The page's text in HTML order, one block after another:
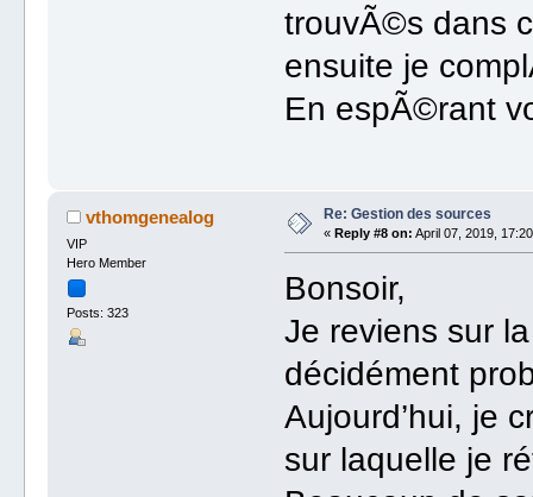
trouvÃ©s dans
ensuite je
En espÃ©rant
vthomgenealog
VIP
Hero Member
Posts: 323
Re: Gestion des sources
« Reply #8 on: April 07, 2019,
Bonsoir,
Je reviens sur
décidément
Aujourd’hui, je
sur laquelle je